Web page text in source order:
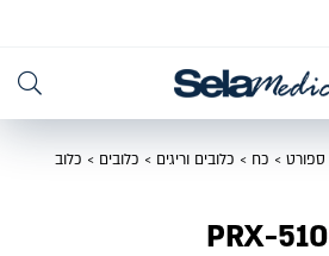
ספורט > כח > כלובים וריגים > כלובים > כלוב
PRX-510